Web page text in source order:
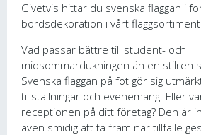
Givetvis hittar du svenska flaggan i
bordsdekoration i vårt
Vad passar bättre till student- och
midsommardukningen än en stilren
Svenska flaggan på fot gör sig
tillställningar och evenemang. Eller
receptionen på ditt företag? Den är
även smidig att ta fram när tillfälle ges.